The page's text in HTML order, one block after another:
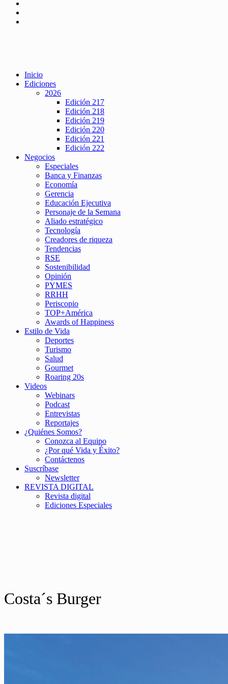
Inicio
Ediciones
2026
Edición 217
Edición 218
Edición 219
Edición 220
Edición 221
Edición 222
Negocios
Especiales
Banca y Finanzas
Economía
Gerencia
Educación Ejecutiva
Personaje de la Semana
Aliado estratégico
Tecnología
Creadores de riqueza
Tendencias
RSE
Sostenibilidad
Opinión
PYMES
RRHH
Periscopio
TOP+América
Awards of Happiness
Estilo de Vida
Deportes
Turismo
Salud
Gourmet
Roaring 20s
Videos
Webinars
Podcast
Entrevistas
Reportajes
¿Quiénes Somos?
Conozca al Equipo
¿Por qué Vida y Éxito?
Contáctenos
Suscríbase
Newsletter
REVISTA DIGITAL
Revista digital
Ediciones Especiales
Costa´s Burger